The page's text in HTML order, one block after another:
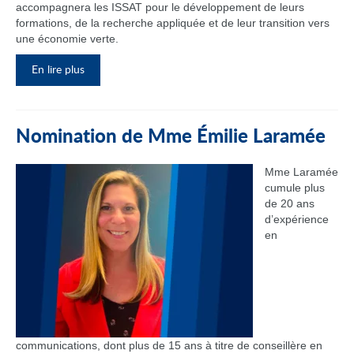
accompagnera les ISSAT pour le développement de leurs
formations, de la recherche appliquée et de leur transition vers
une économie verte.
En lire plus
Nomination de Mme Émilie Laramée
Mme Laramée
cumule plus
de 20 ans
d’expérience
en
communications, dont plus de 15 ans à titre de conseillère en